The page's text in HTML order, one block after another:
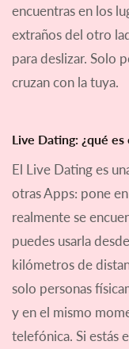
encuentras en los
extraños del otro
para deslizar. Solo
cruzan con la tuya.
Live Dating: ¿qué
El Live Dating es
otras Apps: pone
realmente se
puedes usarla
kilómetros de
solo personas
y en el mismo
telefónica. Si estás